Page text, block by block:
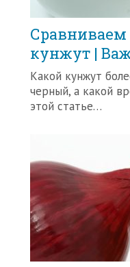
кунжут |
Какой кунжут
черный, а какой
этой статье…